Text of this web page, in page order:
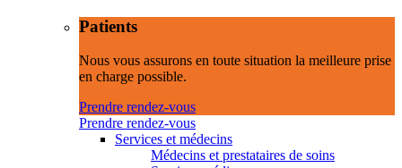
Patients
Nous vous assurons en toute situation la meilleure prise
en charge possible.
Prendre rendez-vous
Prendre rendez-vous
Services et médecins
Médecins et prestataires de soins